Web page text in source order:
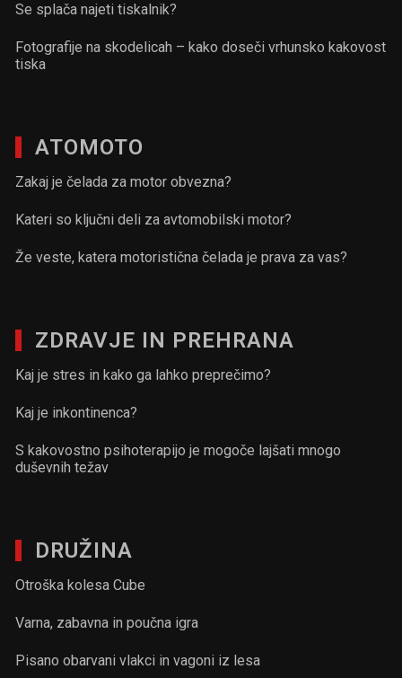
Se splača najeti tiskalnik?
Fotografije na skodelicah – kako doseči vrhunsko kakovost
tiska
ATOMOTO
Zakaj je čelada za motor obvezna?
Kateri so ključni deli za avtomobilski motor?
Že veste, katera motoristična čelada je prava za vas?
ZDRAVJE IN PREHRANA
Kaj je stres in kako ga lahko preprečimo?
Kaj je inkontinenca?
S kakovostno psihoterapijo je mogoče lajšati mnogo
duševnih težav
DRUŽINA
Otroška kolesa Cube
Varna, zabavna in poučna igra
Pisano obarvani vlakci in vagoni iz lesa